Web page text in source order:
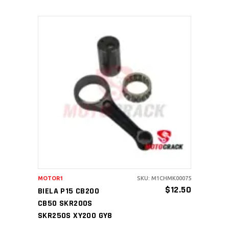
AÑADIR AL CARRITO
BIELA P15 CB200
CB50 SKR200S
SKR250S XY200 GY8
$12.50
MOTOR1 SKU: M1CHMK00075